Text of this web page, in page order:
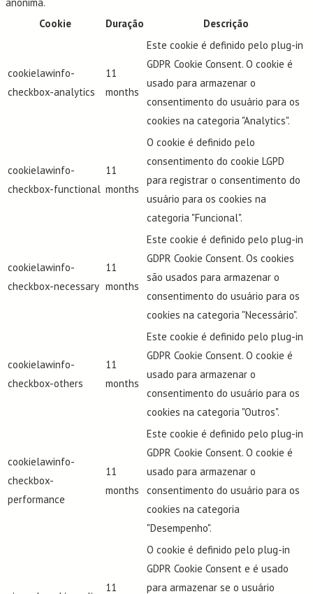
Cookie
Duração Descrição
cookielawinfo-
checkbox-analytics
11
months
Este cookie é definido pelo plug-in
GDPR Cookie Consent. O cookie é
usado para armazenar o
consentimento do usuário para os
cookies na categoria "Analytics".
cookielawinfo-
checkbox-functional
11
months
O cookie é definido pelo
consentimento do cookie LGPD
para registrar o consentimento do
usuário para os cookies na
categoria "Funcional".
cookielawinfo-
checkbox-necessary
11
months
Este cookie é definido pelo plug-in
GDPR Cookie Consent. Os cookies
são usados para armazenar o
consentimento do usuário para os
cookies na categoria "Necessário".
cookielawinfo-
checkbox-others
11
months
Este cookie é definido pelo plug-in
GDPR Cookie Consent. O cookie é
usado para armazenar o
consentimento do usuário para os
cookies na categoria "Outros".
cookielawinfo-
checkbox-
performance
11
months
Este cookie é definido pelo plug-in
GDPR Cookie Consent. O cookie é
usado para armazenar o
consentimento do usuário para os
cookies na categoria
"Desempenho".
11
O cookie é definido pelo plug-in
GDPR Cookie Consent e é usado
para armazenar se o usuário